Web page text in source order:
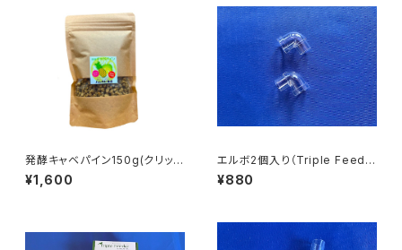
発酵キャベパイン150g(クリック
ポスト)
¥1,600
エルボ2個入り（Triple Feede
r用）
¥880